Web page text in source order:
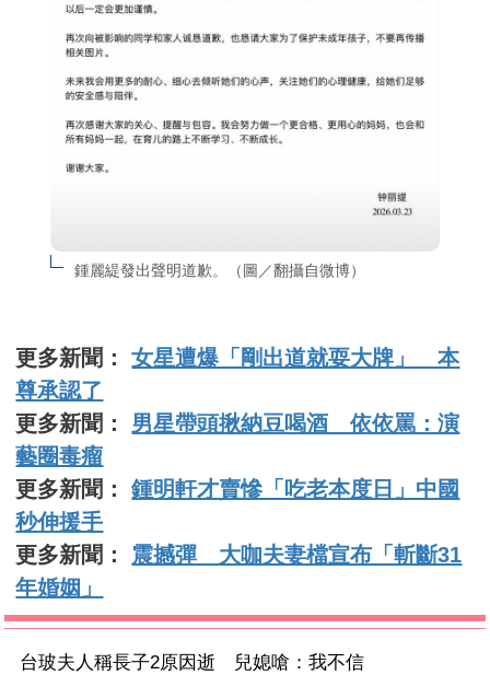
鍾麗緹發出聲明道歉。（圖／翻攝自微博）
更多新聞：女星遭爆「剛出道就耍大牌」 本
尊承認了
更多新聞： 男星帶頭揪納豆喝酒 依依罵：演
藝圈毒瘤
更多新聞：鍾明軒才賣慘「吃老本度日」中國
秒伸援手
更多新聞： 震撼彈 大咖夫妻檔宣布「斬斷31
年婚姻」
台玻夫人稱長子2原因逝 兒媳嗆：我不信